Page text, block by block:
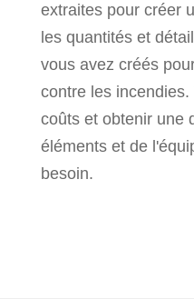
extraites pour créer
les quantités et
vous avez créés
contre les
coûts et obtenir une
éléments et de
besoin.